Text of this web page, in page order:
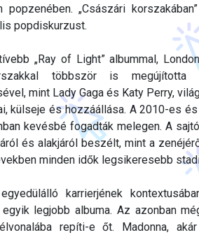
popzenében. „Császári
popdiskurzust.
„Ray of Light” albummal,
többször is
mint Lady Gaga és Katy Perry,
külseje és hozzáállása. A 2010-es
kevésbé fogadták melegen. A
és alakjáról beszélt, mint a
minden idők legsikeresebb
karrierjének
legjobb albuma. Az azonban
repíti-e őt. Madonna,